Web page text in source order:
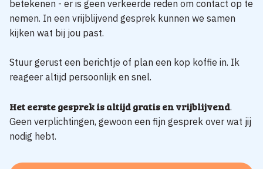
betekenen - er is geen verkeerde reden om contact op te
nemen. In een vrijblijvend gesprek kunnen we samen
kijken wat bij jou past.
Stuur gerust een berichtje of plan een kop koffie in. Ik
reageer altijd persoonlijk en snel.
Het eerste gesprek is altijd gratis en vrijblijvend.
Geen verplichtingen, gewoon een fijn gesprek over wat jij
nodig hebt.